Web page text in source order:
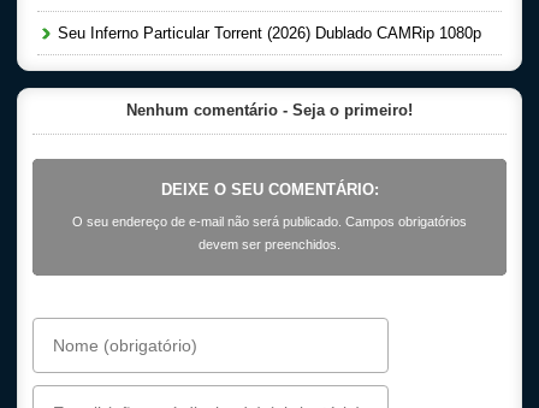
Seu Inferno Particular Torrent (2026) Dublado CAMRip 1080p
Nenhum comentário - Seja o primeiro!
DEIXE O SEU COMENTÁRIO:
O seu endereço de e-mail não será publicado. Campos obrigatórios
devem ser preenchidos.